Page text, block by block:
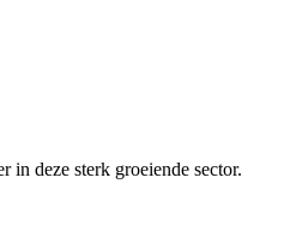
in deze sterk groeiende sector.